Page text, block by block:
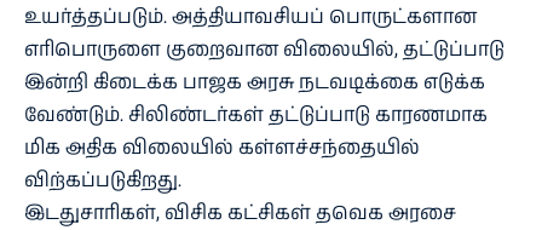
உயர்த்தப்படும். அத்தியாவசியப் பொருட்களான
எரிபொருளை குறைவான விலையில், தட்டுப்பாடு
இன்றி கிடைக்க பாஜக அரசு நடவடிக்கை எடுக்க
வேண்டும். சிலிண்டர்கள் தட்டுப்பாடு காரணமாக
மிக அதிக விலையில் கள்ளச்சந்தையில்
விற்கப்படுகிறது.
இடதுசாரிகள், விசிக கட்சிகள் தவெக அரசை